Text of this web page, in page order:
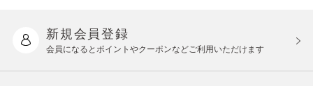
新規会員登録
会員になるとポイントやクーポンなどご利用いただけます